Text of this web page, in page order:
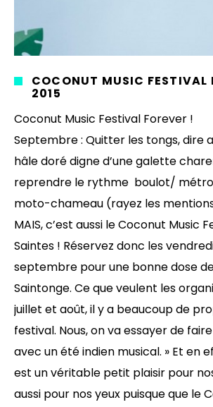
COCONUT MUSIC FESTIVAL
2015
Coconut Music Festival Forever !
Septembre : Quitter les tongs, dire
hâle doré digne d’une galette
reprendre le rythme boulot/
moto-chameau (rayez les
MAIS, c’est aussi le Coconut Music
Saintes ! Réservez donc les vendredi
septembre pour une bonne dose
Saintonge. Ce que veulent les
juillet et août, il y a beaucoup de
festival. Nous, on va essayer de
avec un été indien musical. » Et en
est un véritable petit plaisir pour
aussi pour nos yeux puisque que le